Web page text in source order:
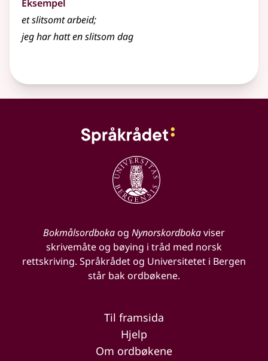
Eksempel
etslitsomtarbeid;
jeg har hatt enslitsom dag
Bokmålsordbokaog Nynorskordbokaviser
skrivemåte og bøying i tråd med norsk
rettskriving. Språkrådet og Universitetet i Bergen
står bak ordbøkene.
Til framsida
Hjelp
Om ordbøkene